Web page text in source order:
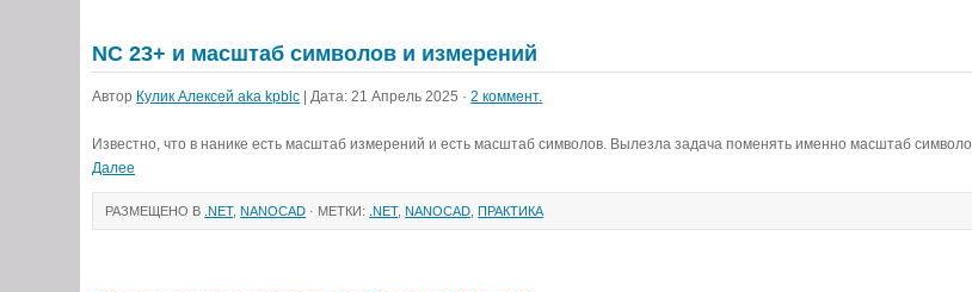
NC 23+ и масштаб символов и измерений
Автор Кулик Алексей aka kpblc | Дата: 21 Апрель 2025 ·2 коммент.
Известно, что в нанике есть масштаб измерений и есть масштаб символов. Вылезла задача поменять именно масштаб
Далее
РАЗМЕЩЕНО В .NET,NANOCAD · МЕТКИ: .NET,NANOCAD ,ПРАКТИКА